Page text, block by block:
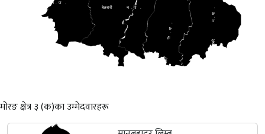
बेलबारी न पा
कानेपोखरी
गा
.
पा
.
शनिश्चरे
न
पा
न . पा .
मोरङ क्षेत्र ३ (क)का उम्मेदवारहरू